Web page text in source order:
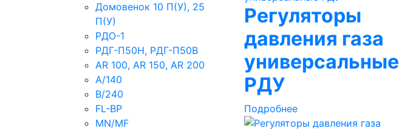
Домовенок 10 П(У), 25
П(У)
РДО-1
РДГ-П50Н, РДГ-П50В
AR 100, AR 150, AR 200
A/140
B/240
FL-BP
MN/MF
Регуляторы
давления газа
универсальные
РДУ
Подробнее